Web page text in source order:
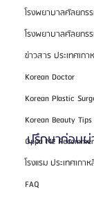
โรงพยาบาลศัลยกร
โรงพยาบาลศัลยกร
ข่าวสาร ประเทศเกา
Korean Doctor
Korean Plastic
Korean Beauty Tips
Oppa Me
โรงแรม ประเทศเกา
FAQ
ปรึกษาก่อน